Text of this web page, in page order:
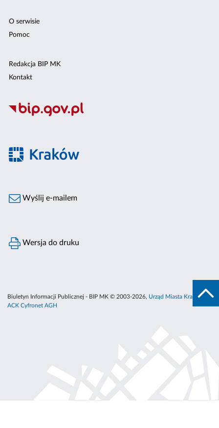
O serwisie
Pomoc
Redakcja BIP MK
Kontakt
Wyślij e-mailem
Wersja do druku
Biuletyn Informacji Publicznej - BIP MK © 2003-2026, Urząd Miasta Krakowa
ACK Cyfronet AGH